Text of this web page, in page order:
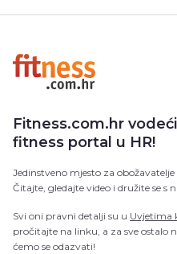
Fitness.com.hr
fitness portal u HR!
Jedinstveno mjesto za
Čitajte, gledajte video i družite se s
Svi oni pravni detalji su u Uvjetima
pročitajte na linku, a za sve ostalo
ćemo se odazvati!